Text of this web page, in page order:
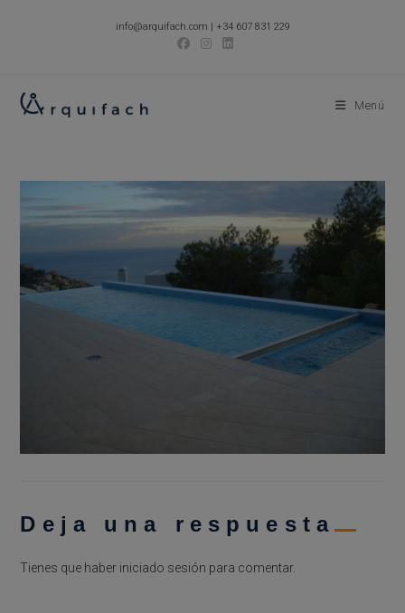
info@arquifach.com | +34 607 831 229
Menú
Deja una respuesta
Tienes que haber iniciado sesión para comentar.